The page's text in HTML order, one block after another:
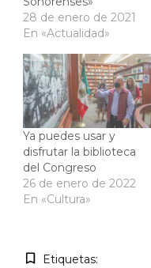
28 de enero de 2021
En «Actualidad»
Ya puedes usar y
disfrutar la biblioteca
del Congreso
26 de enero de 2022
En «Cultura»
Etiquetas: